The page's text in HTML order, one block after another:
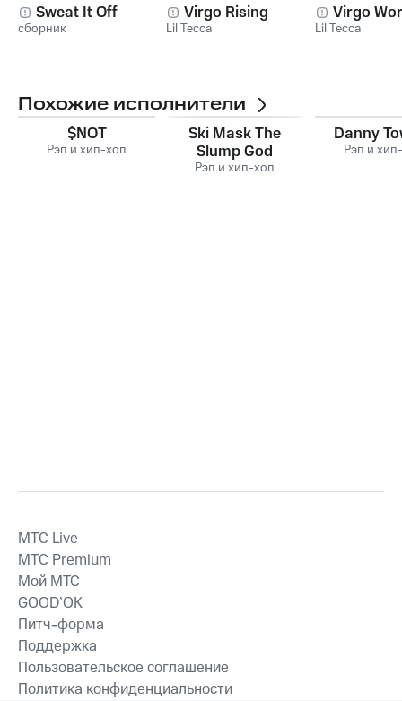
Sweat It Off
сборник
Virgo Rising
Lil Tecca
Virgo
Lil Tecca
Похожие исполнители
$NOT
Рэп и хип-хоп
Ski Mask The
Slump God
Рэп и хип-хоп
Danny
Рэп и
MTС Live
MTС Premium
Мой МТС
GOOD’OK
Питч-форма
Поддержка
Пользовательское соглашение
Политика конфиденциальности